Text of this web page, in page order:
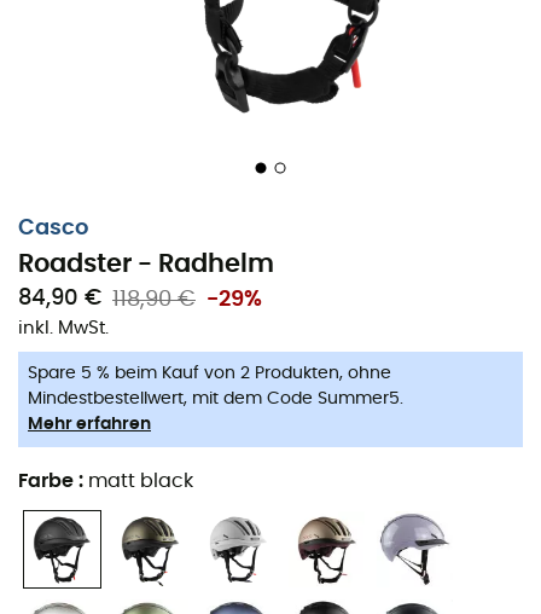
Casco
Roadster - Radhelm
84,90 € 118,90 € -29%
inkl. MwSt.
Spare 5 % beim Kauf von 2 Produkten, ohne
Mindestbestellwert, mit dem Code Summer5.
Mehr erfahren
Farbe : matt black
DerRoadster-Helmder MarkeCascoist einRadhelm,
der sowohl für den Einsatz auf derStraße
städtischen Bereich
Systemermöglicht es dir, ihn an deinen Kopf
anzupassen. Bei Bedarf kannst du das
Radhelm mit Monocoque Ultra-Design in mehreren
Schichten